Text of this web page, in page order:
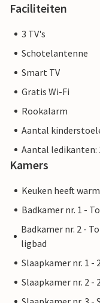
Faciliteiten
3 TV's
Schotelantenne
Smart TV
Gratis Wi-Fi
Rookalarm
Aantal
Aantal ledikanten:
Kamers
Keuken heeft
Badkamer nr. 1 -
Badkamer nr. 2 -
ligbad
Slaapkamer nr. 1 -
Slaapkamer nr. 2 -